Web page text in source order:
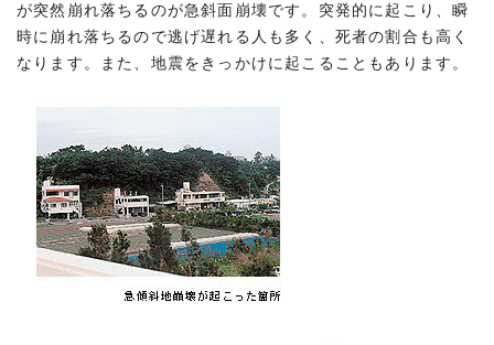
が突然崩れ落ちるのが急斜面崩壊です。突発的に起こり、瞬
時に崩れ落ちるので逃げ遅れる人も多く、死者の割合も高く
なります。また、地震をきっかけに起こることもあります。